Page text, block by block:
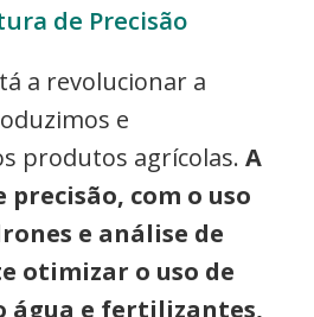
de Precisão
a revolucionar a
e
produtos agrícolas. A
com o uso
e análise de
otimizar o uso de
água e fertilizantes,